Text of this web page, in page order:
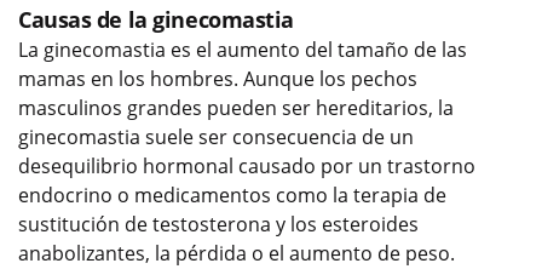
Causas de la ginecomastia
La ginecomastia es el aumento del tamaño de las
mamas en los hombres. Aunque los pechos
masculinos grandes pueden ser hereditarios, la
ginecomastia suele ser consecuencia de un
desequilibrio hormonal causado por un trastorno
endocrino o medicamentos como la terapia de
sustitución de testosterona y los esteroides
anabolizantes, la pérdida o el aumento de peso.